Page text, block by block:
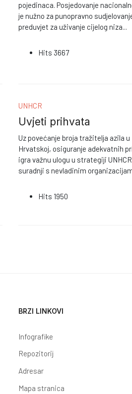
pojedinaca. Posjedovanje
je nužno za punopravno
preduvjet za uživanje cijelog niza...
Hits 3667
UNHCR
Uvjeti prihvata
Uz povećanje broja tražitelja azila
Hrvatskoj, osiguranje adekvatnih
igra važnu ulogu u strategiji
suradnji s nevladinim
Hits 1950
BRZI LINKOVI
Infografike
Repozitorij
Adresar
Mapa stranica